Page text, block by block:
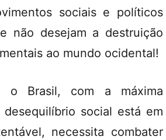
sociais e políticos
não desejam a destruição
ao mundo ocidental!
o Brasil, com a máxima
social está em
necessita combater